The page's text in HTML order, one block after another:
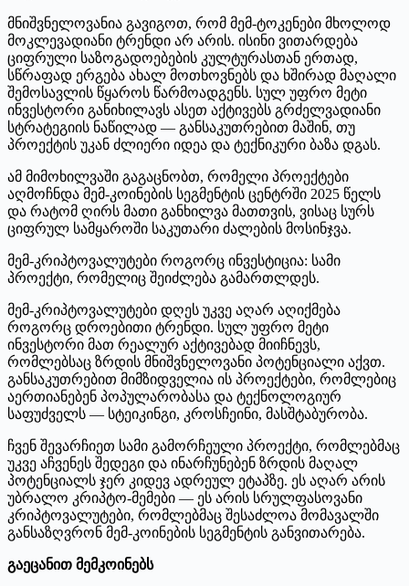
მნიშვნელოვანია გავიგოთ, რომ მემ-ტოკენები მხოლოდ
მოკლევადიანი ტრენდი არ არის. ისინი ვითარდება
ციფრული საზოგადოებების კულტურასთან ერთად,
სწრაფად ერგება ახალ მოთხოვნებს და ხშირად მაღალი
შემოსავლის წყაროს წარმოადგენს. სულ უფრო მეტი
ინვესტორი განიხილავს ასეთ აქტივებს გრძელვადიანი
სტრატეგიის ნაწილად — განსაკუთრებით მაშინ, თუ
პროექტის უკან ძლიერი იდეა და ტექნიკური ბაზა დგას.
ამ მიმოხილვაში გაგაცნობთ, რომელი პროექტები
აღმოჩნდა მემ-კოინების სეგმენტის ცენტრში 2025 წელს
და რატომ ღირს მათი განხილვა მათთვის, ვისაც სურს
ციფრულ სამყაროში საკუთარი ძალების მოსინჯვა.
მემ-კრიპტოვალუტები როგორც ინვესტიცია: სამი
პროექტი, რომელიც შეიძლება გამართლდეს.
მემ-კრიპტოვალუტები დღეს უკვე აღარ აღიქმება
როგორც დროებითი ტრენდი. სულ უფრო მეტი
ინვესტორი მათ რეალურ აქტივებად მიიჩნევს,
რომლებსაც ზრდის მნიშვნელოვანი პოტენციალი აქვთ.
განსაკუთრებით მიმზიდველია ის პროექტები, რომლებიც
აერთიანებენ პოპულარობასა და ტექნოლოგიურ
საფუძველს — სტეიკინგი, კროსჩეინი, მასშტაბურობა.
ჩვენ შევარჩიეთ სამი გამორჩეული პროექტი, რომლებმაც
უკვე აჩვენეს შედეგი და ინარჩუნებენ ზრდის მაღალ
პოტენციალს ჯერ კიდევ ადრეულ ეტაპზე. ეს აღარ არის
უბრალო კრიპტო-მემები — ეს არის სრულფასოვანი
კრიპტოვალუტები, რომლებმაც შესაძლოა მომავალში
განსაზღვრონ მემ-კოინების სეგმენტის განვითარება.
გაეცანით მემკოინებს